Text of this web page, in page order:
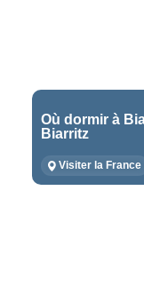
Où dormir à
Biarritz
Visiter la France